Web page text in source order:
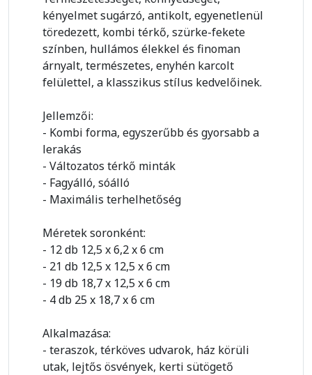
kényelmet sugárzó, antikolt, egyenetlenül
töredezett, kombi térkő, szürke-fekete
színben, hullámos élekkel és finoman
árnyalt, természetes, enyhén karcolt
felülettel, a klasszikus stílus kedvelőinek.
Jellemzői:
- Kombi forma, egyszerűbb és gyorsabb a
lerakás
- Változatos térkő minták
- Fagyálló, sóálló
- Maximális terhelhetőség
Méretek soronként:
- 12 db 12,5 x 6,2 x 6 cm
- 21 db 12,5 x 12,5 x 6 cm
- 19 db 18,7 x 12,5 x 6 cm
- 4 db 25 x 18,7 x 6 cm
Alkalmazása:
- teraszok, térköves udvarok, ház körüli
utak, lejtős ösvények, kerti sütögető